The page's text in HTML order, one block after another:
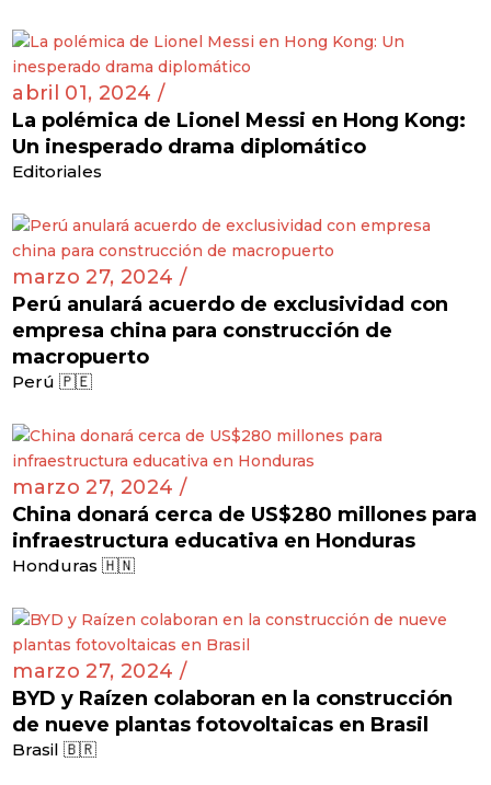
abril 01, 2024 /
La polémica de Lionel Messi en Hong Kong:
Un inesperado drama diplomático
Editoriales
marzo 27, 2024 /
Perú anulará acuerdo de exclusividad con
empresa china para construcción de
macropuerto
Perú 🇵🇪
marzo 27, 2024 /
China donará cerca de US$280 millones para
infraestructura educativa en Honduras
Honduras 🇭🇳
marzo 27, 2024 /
BYD y Raízen colaboran en la construcción
de nueve plantas fotovoltaicas en Brasil
Brasil 🇧🇷